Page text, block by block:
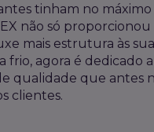
tinham no máximo
não só
mais estrutura às
frio, agora é dedicado
qualidade que antes
clientes.